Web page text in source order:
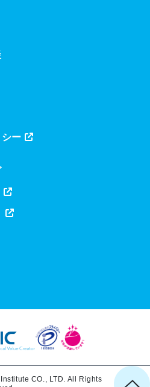
ー
CO., LTD. All Rights